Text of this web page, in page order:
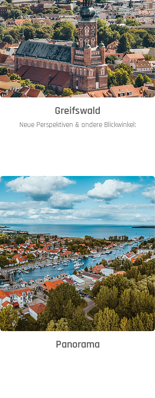
Greifswald
Neue Perspektiven & andere Blickwinkel:
Panorama